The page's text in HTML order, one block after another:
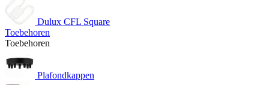
Dulux CFL Square
Toebehoren
Toebehoren
Plafondkappen